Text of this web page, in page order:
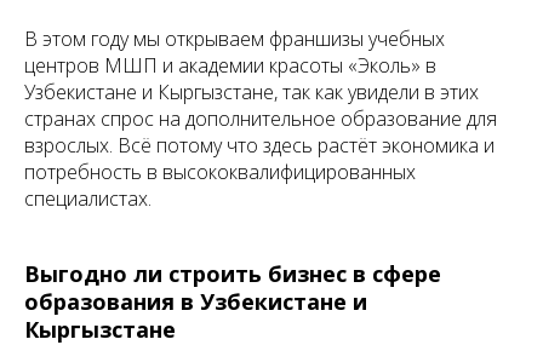
В этом году мы открываем франшизы учебных
центров МШП и академии красоты «Эколь» в
Узбекистане и Кыргызстане, так как увидели в этих
странах спрос на дополнительное образование для
взрослых. Всё потому что здесь растёт экономика и
потребность в высококвалифицированных
специалистах.
Выгодно ли строить бизнес в сфере
образования в Узбекистане и
Кыргызстане